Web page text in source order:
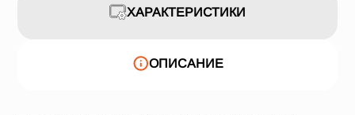
ХАРАКТЕРИСТИКИ
ОПИСАНИЕ